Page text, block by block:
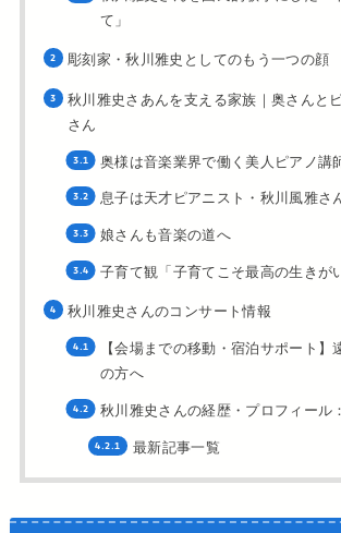
て」
彫刻家・秋川雅史としてのもう一つの顔
秋川雅史さあんを支える家族｜奥さんと
さん
奥様は音楽業界で働く美人ピアノ講
息子は天才ピアニスト・秋川風雅さ
娘さんも音楽の道へ
子育て観「子育てこそ最高の生きが
秋川雅史さんのコンサート情報
【会場までの移動・宿泊サポート】
の方へ
秋川雅史さんの経歴・プロフィール
最新記事一覧